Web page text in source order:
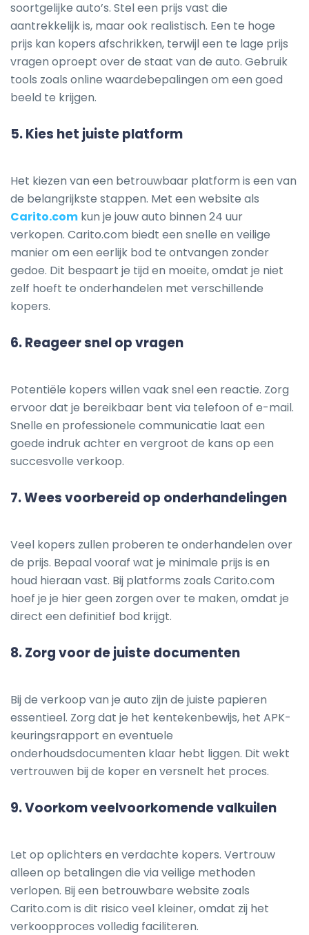
soortgelijke auto’s. Stel een prijs vast die
aantrekkelijk is, maar ook realistisch. Een te hoge
prijs kan kopers afschrikken, terwijl een te lage prijs
vragen oproept over de staat van de auto. Gebruik
tools zoals online waardebepalingen om een goed
beeld te krijgen.
5.Kies het juiste platform
Het kiezen van een betrouwbaar platform is een van
de belangrijkste stappen. Met een website als
Carito.com kun je jouw auto binnen 24 uur
verkopen. Carito.com biedt een snelle en veilige
manier om een eerlijk bod te ontvangen zonder
gedoe. Dit bespaart je tijd en moeite, omdat je niet
zelf hoeft te onderhandelen met verschillende
kopers.
6.Reageer snel op vragen
Potentiële kopers willen vaak snel een reactie. Zorg
ervoor dat je bereikbaar bent via telefoon of e-mail.
Snelle en professionele communicatie laat een
goede indruk achter en vergroot de kans op een
succesvolle verkoop.
7.Wees voorbereid op onderhandelingen
Veel kopers zullen proberen te onderhandelen over
de prijs. Bepaal vooraf wat je minimale prijs is en
houd hieraan vast. Bij platforms zoals Carito.com
hoef je je hier geen zorgen over te maken, omdat je
direct een definitief bod krijgt.
8.Zorg voor de juiste documenten
Bij de verkoop van je auto zijn de juiste papieren
essentieel. Zorg dat je het kentekenbewijs, het APK-
keuringsrapport en eventuele
onderhoudsdocumenten klaar hebt liggen. Dit wekt
vertrouwen bij de koper en versnelt het proces.
9.Voorkom veelvoorkomende valkuilen
Let op oplichters en verdachte kopers. Vertrouw
alleen op betalingen die via veilige methoden
verlopen. Bij een betrouwbare website zoals
Carito.com is dit risico veel kleiner, omdat zij het
verkoopproces volledig faciliteren.